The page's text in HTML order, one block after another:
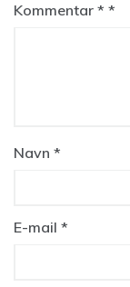
Kommentar *
Navn *
E-mail *